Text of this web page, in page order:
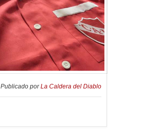
Publicado porLa Caldera del Diablo